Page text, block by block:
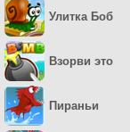
Улитка Боб
Взорви это
Пираньи